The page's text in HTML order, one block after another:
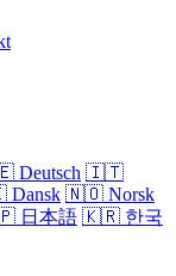
Deutsch 🇮🇹
Dansk 🇳🇴 Norsk
日本語 🇰🇷 한국